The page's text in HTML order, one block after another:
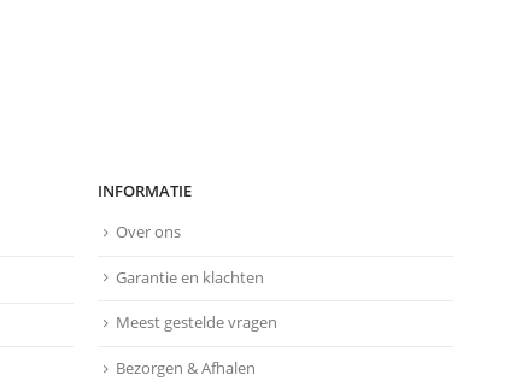
INFORMATIE
Over ons
Garantie en klachten
Meest gestelde vragen
Bezorgen & Afhalen